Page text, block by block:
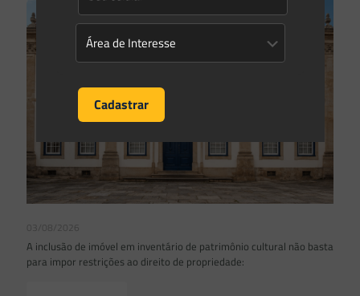
03/08/2026
A inclusão de imóvel em inventário de patrimônio cultural não basta
para impor restrições ao direito de propriedade: